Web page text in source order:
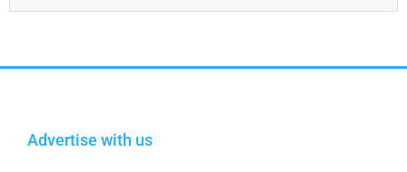
Advertise with us